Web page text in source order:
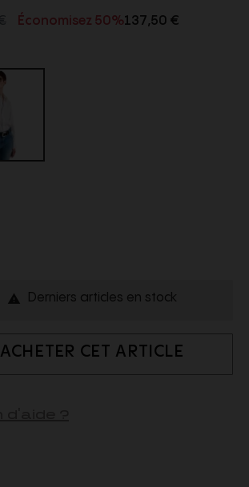
Économisez 50%137,50 €
 Derniers articles en stock
ACHETER CET ARTICLE